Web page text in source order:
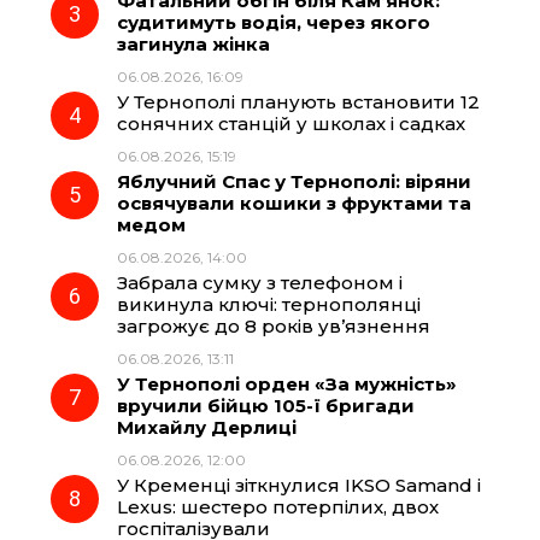
k m
судитимуть водія, через якого
загинула жінка
06.08.2026, 16:09
У Тернополі планують встановити 12
сонячних станцій у школах і садках
06.08.2026, 15:19
Яблучний Спас у Тернополі: віряни
освячували кошики з фруктами та
медом
06.08.2026, 14:00
Забрала сумку з телефоном і
викинула ключі: тернополянці
загрожує до 8 років ув’язнення
06.08.2026, 13:11
У Тернополі орден «За мужність»
вручили бійцю 105-ї бригади
Михайлу Дерлиці
06.08.2026, 12:00
У Кременці зіткнулися IKSO Samand і
Lexus: шестеро потерпілих, двох
госпіталізували